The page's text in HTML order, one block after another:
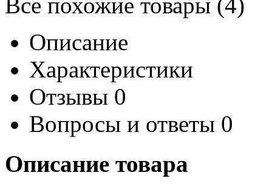
Описание
Характеристики
Отзывы 0
Вопросы и ответы 0
Описание товара